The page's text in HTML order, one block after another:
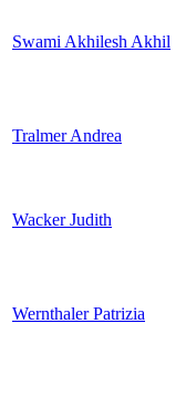
Swami Akhilesh Akhil
Tralmer Andrea
Wacker Judith
Wernthaler Patrizia